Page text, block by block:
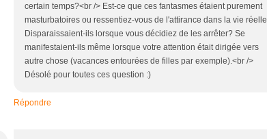
certain temps?<br /> Est-ce que ces fantasmes étaient purement
masturbatoires ou ressentiez-vous de l'attirance dans la vie
Disparaissaient-ils lorsque vous décidiez de les arrêter? Se
manifestaient-ils même lorsque votre attention était dirigée vers
autre chose (vacances entourées de filles par exemple).<br />
Désolé pour toutes ces question :)
Répondre